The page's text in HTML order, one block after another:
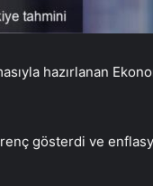
hazırlanan
gösterdi ve